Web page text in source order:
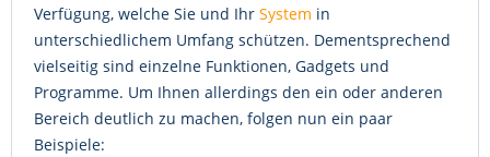
Verfügung, welche Sie und Ihr System in
unterschiedlichem Umfang schützen. Dementsprechend
vielseitig sind einzelne Funktionen, Gadgets und
Programme. Um Ihnen allerdings den ein oder anderen
Bereich deutlich zu machen, folgen nun ein paar
Beispiele: